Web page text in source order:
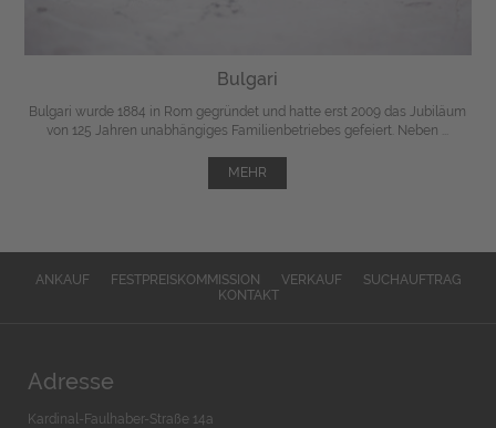
Bulgari
Bulgari wurde 1884 in Rom gegründet und hatte erst 2009 das Jubiläum
von 125 Jahren unabhängiges Familienbetriebes gefeiert. Neben ...
MEHR
ANKAUF FESTPREISKOMMISSION VERKAUF
SUCHAUFTRAG
KONTAKT
Adresse
Kardinal-Faulhaber-Straße 14a